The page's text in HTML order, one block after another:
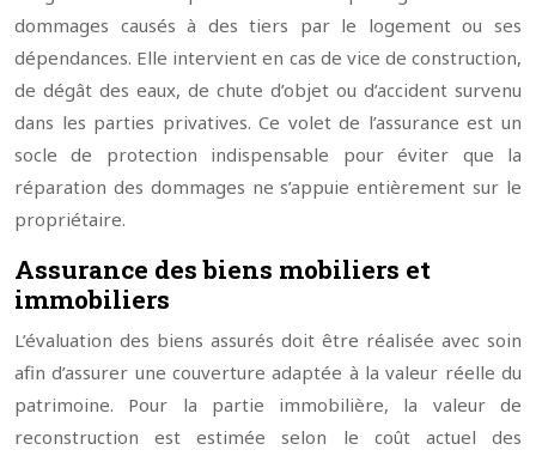
dommages causés à des tiers par le logement ou ses
dépendances. Elle intervient en cas de vice de construction,
de dégât des eaux, de chute d’objet ou d’accident survenu
dans les parties privatives. Ce volet de l’assurance est un
socle de protection indispensable pour éviter que la
réparation des dommages ne s’appuie entièrement sur le
propriétaire.
Assurance des biens mobiliers et
immobiliers
L’évaluation des biens assurés doit être réalisée avec soin
afin d’assurer une couverture adaptée à la valeur réelle du
patrimoine. Pour la partie immobilière, la valeur de
reconstruction est estimée selon le coût actuel des